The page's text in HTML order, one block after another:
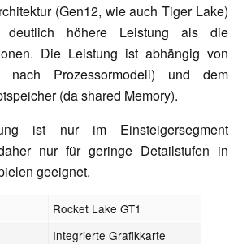
(Gen12, wie auch Tiger Lake)
höhere Leistung als die
Die Leistung ist abhängig von
Prozessormodell) und dem
(da shared Memory).
ist nur im Einsteigersegment
nur für geringe Detailstufen in
geeignet.
Rocket Lake GT1
Integrierte Grafikkarte